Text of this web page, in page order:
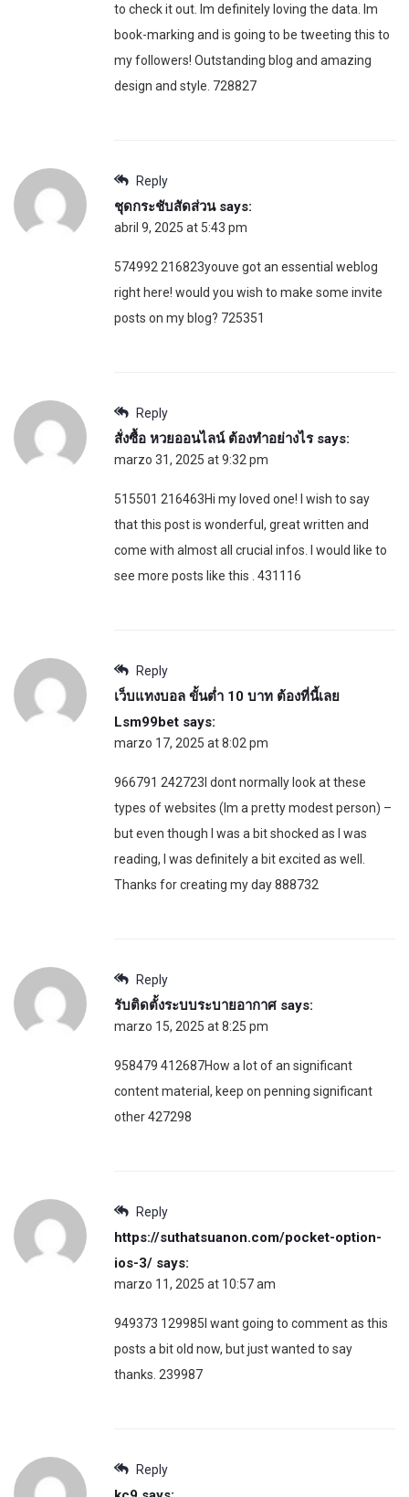
to check it out. Im definitely loving the data. Im
book-marking and is going to be tweeting this to
my followers! Outstanding blog and amazing
design and style. 728827
Reply
ชุดกระชับสัดส่วน says:
abril 9, 2025 at 5:43 pm
574992 216823youve got an essential weblog
right here! would you wish to make some invite
posts on my blog? 725351
Reply
สั่งซื้อ หวยออนไลน์ ต้องทำอย่างไร says:
marzo 31, 2025 at 9:32 pm
515501 216463Hi my loved one! I wish to say
that this post is wonderful, great written and
come with almost all crucial infos. I would like to
see more posts like this . 431116
Reply
เว็บแทงบอล ขั้นต่ำ 10 บาท ต้องที่นี้เลย
Lsm99bet says:
marzo 17, 2025 at 8:02 pm
966791 242723I dont normally look at these
types of websites (Im a pretty modest person) –
but even though I was a bit shocked as I was
reading, I was definitely a bit excited as well.
Thanks for creating my day 888732
Reply
รับติดตั้งระบบระบายอากาศ says:
marzo 15, 2025 at 8:25 pm
958479 412687How a lot of an significant
content material, keep on penning significant
other 427298
Reply
https://suthatsuanon.com/pocket-option-
ios-3/ says:
marzo 11, 2025 at 10:57 am
949373 129985I want going to comment as this
posts a bit old now, but just wanted to say
thanks. 239987
Reply